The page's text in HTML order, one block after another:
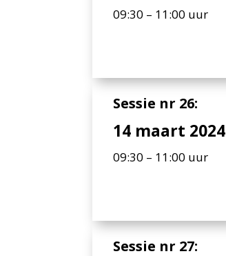
09:30 – 11:00 uur
Sessie nr 26:
14 maart 2024
09:30 – 11:00 uur
Sessie nr 27: